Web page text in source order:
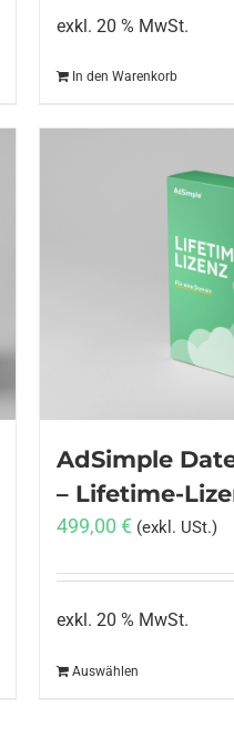
exkl. 20 % MwSt.
In den Warenkorb
AdSimple
– Lifetime-
499,00 € (exkl. USt.)
exkl. 20 % MwSt.
Auswählen